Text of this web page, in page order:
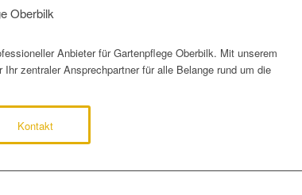
Oberbilk
Anbieter für Gartenpflege Oberbilk. Mit unserem
zentraler Ansprechpartner für alle Belange rund um die
Kontakt